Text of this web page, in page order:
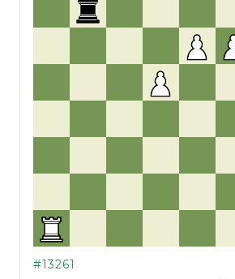
#13261